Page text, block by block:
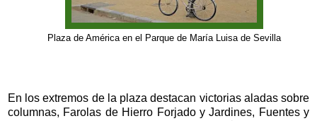
Plaza de América en el Parque de María Luisa de Sevilla
En los extremos de la plaza destacan victorias aladas sobre
columnas, Farolas de Hierro Forjado y Jardines, Fuentes y